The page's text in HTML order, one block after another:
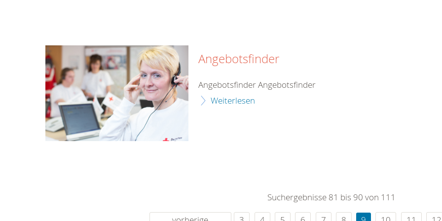
Angebotsfinder
Angebotsfinder Angebotsfinder
Weiterlesen
Suchergebnisse 81 bis 90 von 111